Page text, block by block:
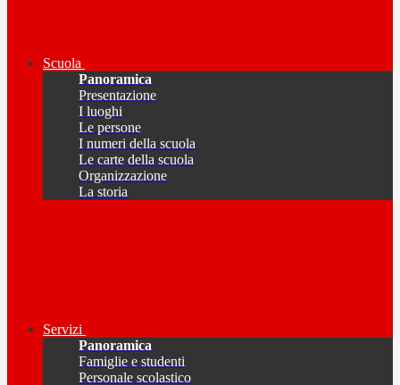
Scuola
Panoramica
Presentazione
I luoghi
Le persone
I numeri della scuola
Le carte della scuola
Organizzazione
La storia
Servizi
Panoramica
Famiglie e studenti
Personale scolastico